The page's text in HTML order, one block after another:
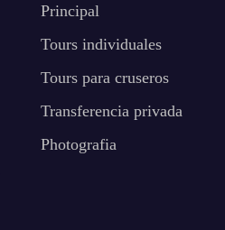
Principal
Tours individuales
Tours para cruseros
Transferencia privada
Photografia